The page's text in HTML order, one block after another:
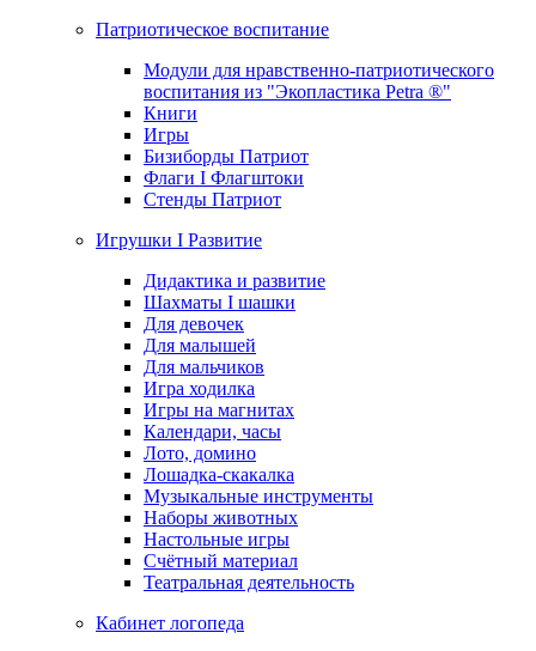
Патриотическое воспитание
Модули для нравственно-патриотического
воспитания из "Экопластика Petra ®"
Книги
Игры
Бизиборды Патриот
Флаги I Флагштоки
Стенды Патриот
Игрушки I Развитие
Дидактика и развитие
Шахматы I шашки
Для девочек
Для малышей
Для мальчиков
Игра ходилка
Игры на магнитах
Календари, часы
Лото, домино
Лошадка-скакалка
Музыкальные инструменты
Наборы животных
Настольные игры
Счётный материал
Театральная деятельность
Кабинет логопеда